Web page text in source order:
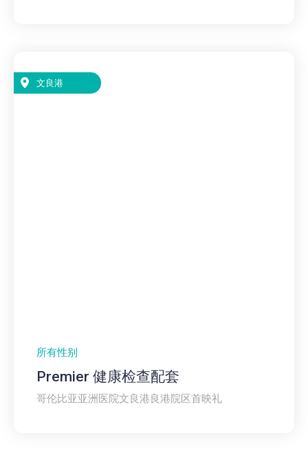
文良港
所有性别
Premier 健康检查配套
哥伦比亚亚洲医院文良港良港院区首映礼